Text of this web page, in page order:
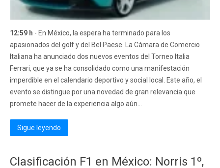
12:59 h - En México, la espera ha terminado para los
apasionados del golf y del Bel Paese. La Cámara de Comercio
Italiana ha anunciado dos nuevos eventos del Torneo Italia
Ferrari, que ya se ha consolidado como una manifestación
imperdible en el calendario deportivo y social local. Este año, el
evento se distingue por una novedad de gran relevancia que
promete hacer de la experiencia algo aún...
Sigue leyendo
Clasificación F1 en México: Norris 1º,